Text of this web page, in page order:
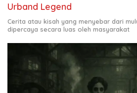
Urband Legend
Cerita atau kisah yang menyebar dari
dipercaya secara luas oleh masyarakat